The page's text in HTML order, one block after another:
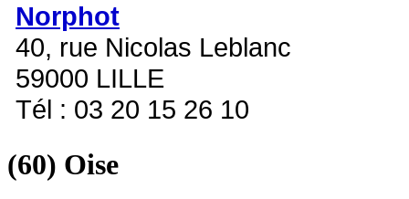
Norphot
40, rue Nicolas Leblanc
59000 LILLE
Tél : 03 20 15 26 10
(60) Oise